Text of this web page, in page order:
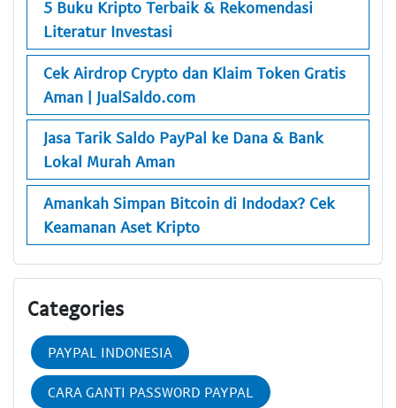
5 Buku Kripto Terbaik & Rekomendasi
Literatur Investasi
Cek Airdrop Crypto dan Klaim Token Gratis
Aman | JualSaldo.com
Jasa Tarik Saldo PayPal ke Dana & Bank
Lokal Murah Aman
Amankah Simpan Bitcoin di Indodax? Cek
Keamanan Aset Kripto
Categories
PAYPAL INDONESIA
CARA GANTI PASSWORD PAYPAL